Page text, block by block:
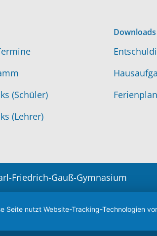
(Schüler)
(Lehrer)
Downloads
Friedrich-Gauß-Gymnasium
Seite nutzt Website-Tracking-Technologien